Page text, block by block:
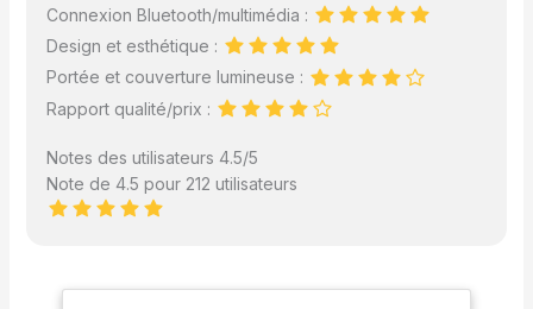
Connexion Bluetooth/multimédia :
Design et esthétique :
Portée et couverture lumineuse :
Rapport qualité/prix :
Notes des utilisateurs 4.5/5
Note de 4.5 pour 212 utilisateurs